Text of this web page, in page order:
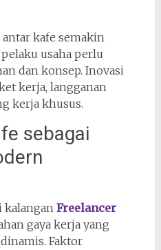
kafe semakin
usaha perlu
dan konsep. Inovasi
kerja, langganan
kerja khusus.
sebagai
kalangan Freelancer
gaya kerja yang
Faktor